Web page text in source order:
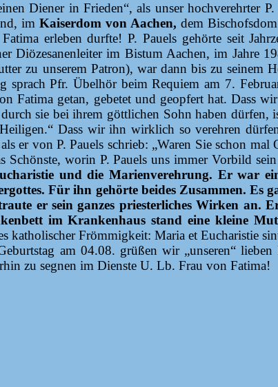
Diener in Frieden“, als unser hochverehrter
im Kaiserdom von Aachen, dem
erleben durfte! P. Pauels gehörte seit
Diözesanenleiter im Bistum Aachen, im Jahre
zu unserem Pa­tron), war dann bis zu seinem
sprach Pfr. Übelhör beim Requiem am 7.
Fatima getan, gebetet und geopfert hat. Dass
sie bei ihrem göttlichen Sohn haben dürfen,
Dass wir ihn wirklich so verehren
er von P. Pauels schrieb: „Waren Sie schon mal
Schönste, worin P. Pauels uns immer Vorbild
und die Marienverehrung. Er war
Für ihn gehörte beides Zusammen. Es
er sein ganzes priesterliches Wirken an.
im Krankenhaus stand eine kleine
katholischer Frömmigkeit: Maria et Eucharistie
am 04.08. grüßen wir „unseren“ lieben
zu segnen im Dienste U. Lb. Frau von Fatima!